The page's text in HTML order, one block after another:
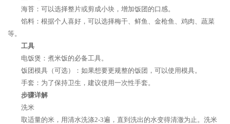
海苔：可以选择整片或剪成小块，增加饭团的口感。
馅料：根据个人喜好，可以选择梅干、鲜鱼、金枪鱼、鸡肉、蔬菜
等。
工具
电饭煲：煮米饭的必备工具。
饭团模具（可选）：如果想要更规整的饭团，可以使用模具。
手套：为了保持卫生，建议使用一次性手套。
步骤详解
洗米
取适量的米，用清水洗涤2-3遍，直到洗出的水变得清澈为止。洗米